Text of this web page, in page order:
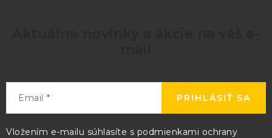
Email
Vložením e-mailu súhlasíte s podmienkami ochrany
PRIHLÁSIŤ SA